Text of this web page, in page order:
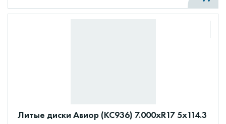
Литые диски Авиор (КС936) 7.000xR17 5x114.3